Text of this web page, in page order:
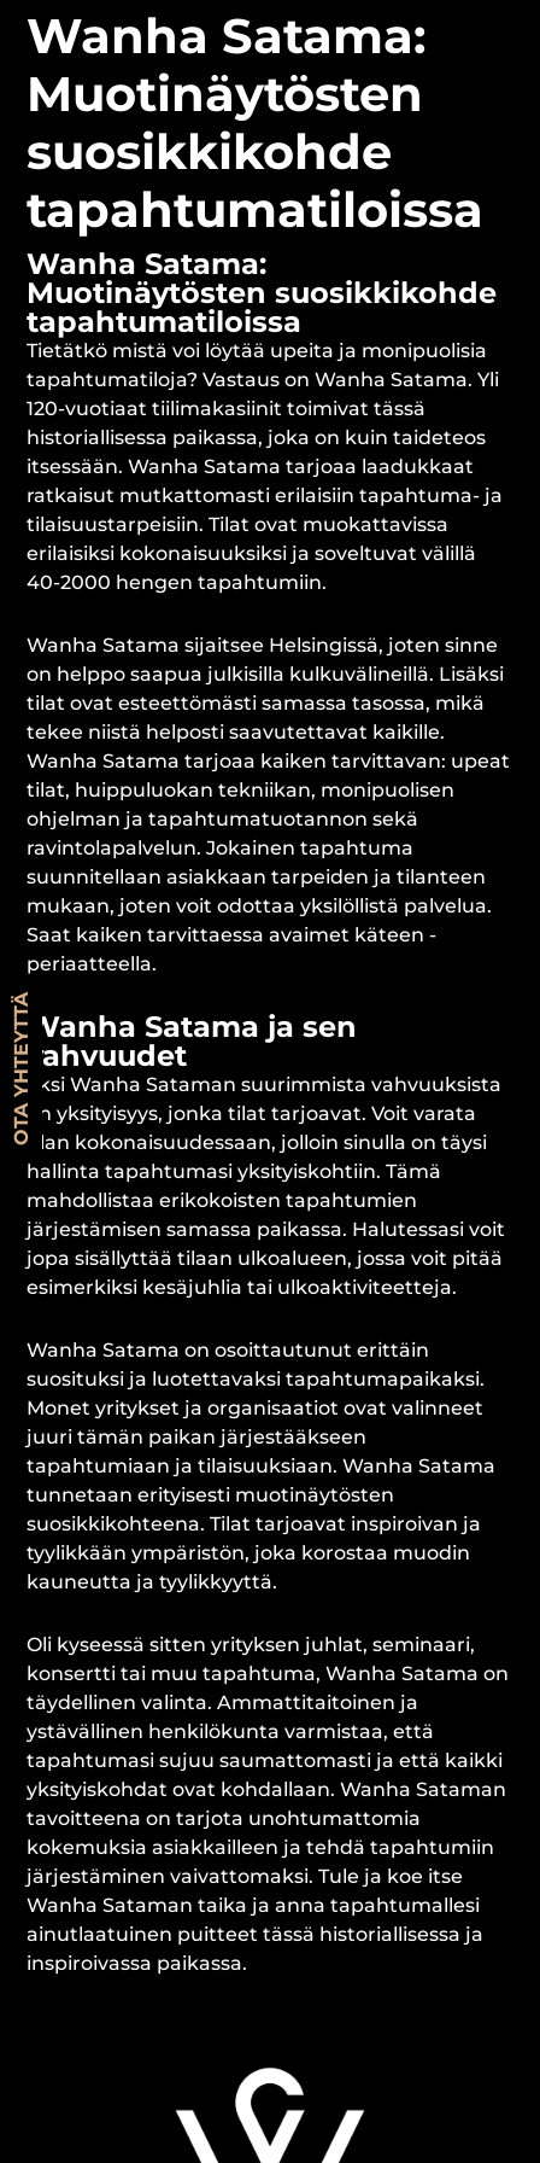
Wanha Satama:
Muotinäytösten
suosikkikohde
tapahtumatiloissa
Wanha Satama:
Muotinäytösten suosikkikohde
tapahtumatiloissa
Tietätkö mistä voi löytää upeita ja monipuolisia
tapahtumatiloja? Vastaus on Wanha Satama. Yli
120-vuotiaat tiilimakasiinit toimivat tässä
historiallisessa paikassa, joka on kuin taideteos
itsessään. Wanha Satama tarjoaa laadukkaat
ratkaisut mutkattomasti erilaisiin tapahtuma- ja
tilaisuustarpeisiin. Tilat ovat muokattavissa
erilaisiksi kokonaisuuksiksi ja soveltuvat välillä
40-2000 hengen tapahtumiin.
Wanha Satama sijaitsee Helsingissä, joten sinne
on helppo saapua julkisilla kulkuvälineillä. Lisäksi
tilat ovat esteettömästi samassa tasossa, mikä
tekee niistä helposti saavutettavat kaikille.
Wanha Satama tarjoaa kaiken tarvittavan: upeat
tilat, huippuluokan tekniikan, monipuolisen
ohjelman ja tapahtumatuotannon sekä
ravintolapalvelun. Jokainen tapahtuma
suunnitellaan asiakkaan tarpeiden ja tilanteen
mukaan, joten voit odottaa yksilöllistä palvelua.
Saat kaiken tarvittaessa avaimet käteen -
periaatteella.
Wanha Satama ja sen
vahvuudet
Yksi Wanha Sataman suurimmista vahvuuksista
on yksityisyys, jonka tilat tarjoavat. Voit varata
tilan kokonaisuudessaan, jolloin sinulla on täysi
hallinta tapahtumasi yksityiskohtiin. Tämä
mahdollistaa erikokoisten tapahtumien
järjestämisen samassa paikassa. Halutessasi voit
jopa sisällyttää tilaan ulkoalueen, jossa voit pitää
esimerkiksi kesäjuhlia tai ulkoaktiviteetteja.
Wanha Satama on osoittautunut erittäin
suosituksi ja luotettavaksi tapahtumapaikaksi.
Monet yritykset ja organisaatiot ovat valinneet
juuri tämän paikan järjestääkseen
tapahtumiaan ja tilaisuuksiaan. Wanha Satama
tunnetaan erityisesti muotinäytösten
suosikkikohteena. Tilat tarjoavat inspiroivan ja
tyylikkään ympäristön, joka korostaa muodin
kauneutta ja tyylikkyyttä.
Oli kyseessä sitten yrityksen juhlat, seminaari,
konsertti tai muu tapahtuma, Wanha Satama on
täydellinen valinta. Ammattitaitoinen ja
ystävällinen henkilökunta varmistaa, että
tapahtumasi sujuu saumattomasti ja että kaikki
yksityiskohdat ovat kohdallaan. Wanha Sataman
tavoitteena on tarjota unohtumattomia
kokemuksia asiakkailleen ja tehdä tapahtumiin
järjestäminen vaivattomaksi. Tule ja koe itse
Wanha Sataman taika ja anna tapahtumallesi
ainutlaatuinen puitteet tässä historiallisessa ja
inspiroivassa paikassa.
OTA YHTEYTTÄ